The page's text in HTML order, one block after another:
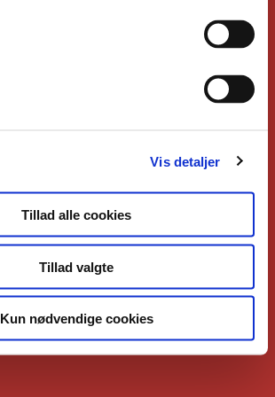
Vis detaljer
Tillad alle cookies
Tillad valgte
Kun nødvendige cookies